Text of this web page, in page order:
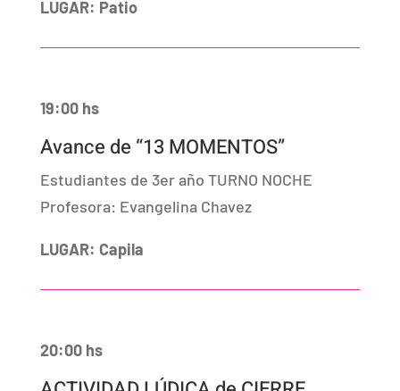
LUGAR: Patio
19:00 hs
Avance de “13 MOMENTOS”
Estudiantes de 3er año TURNO NOCHE
Profesora: Evangelina Chavez
LUGAR: Capila
20:00 hs